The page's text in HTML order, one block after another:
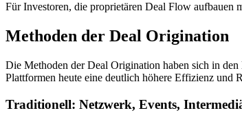
Für Investoren, die proprietären Deal Flow aufbauen
Methoden der Deal Origination
Die Methoden der Deal Origination haben sich in
Plattformen heute eine deutlich höhere Effizienz und
Traditionell: Netzwerk, Events,